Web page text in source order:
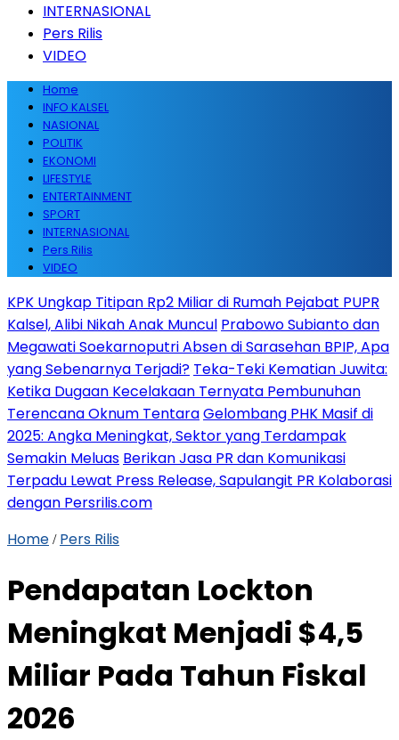
INTERNASIONAL
Pers Rilis
VIDEO
Home
INFO KALSEL
NASIONAL
POLITIK
EKONOMI
LIFESTYLE
ENTERTAINMENT
SPORT
INTERNASIONAL
Pers Rilis
VIDEO
KPK Ungkap Titipan Rp2 Miliar di Rumah Pejabat PUPR
Kalsel, Alibi Nikah Anak Muncul Prabowo Subianto dan
Megawati Soekarnoputri Absen di Sarasehan BPIP, Apa
yang Sebenarnya Terjadi? Teka-Teki Kematian Juwita:
Ketika Dugaan Kecelakaan Ternyata Pembunuhan
Terencana Oknum TentaraGelombang PHK Masif di
2025: Angka Meningkat, Sektor yang Terdampak
Semakin Meluas Berikan Jasa PR dan Komunikasi
Terpadu Lewat Press Release, Sapulangit PR Kolaborasi
dengan Persrilis.com
Home / Pers Rilis
Pendapatan Lockton
Meningkat Menjadi $4,5
Miliar Pada Tahun Fiskal
2026